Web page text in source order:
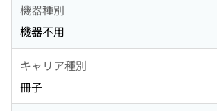
機器種別
機器不用
キャリア種別
冊子